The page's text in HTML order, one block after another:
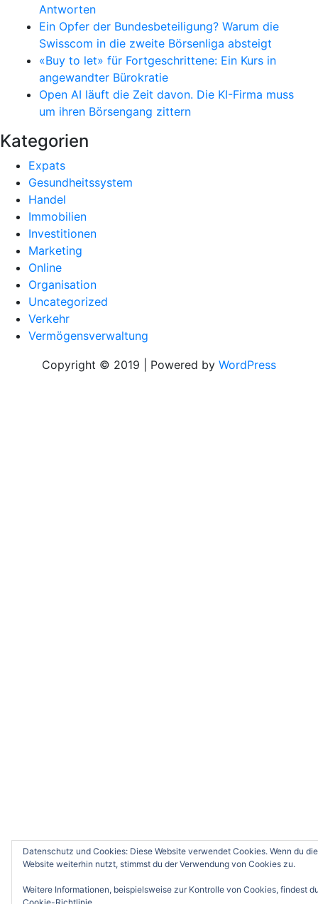
Antworten
Ein Opfer der Bundesbeteiligung? Warum die
Swisscom in die zweite Börsenliga absteigt
«Buy to let» für Fortgeschrittene: Ein Kurs in
angewandter Bürokratie
Open AI läuft die Zeit davon. Die KI-Firma muss
um ihren Börsengang zittern
Kategorien
Expats
Gesundheitssystem
Handel
Immobilien
Investitionen
Marketing
Online
Organisation
Uncategorized
Verkehr
Vermögensverwaltung
Copyright © 2019 | Powered by WordPress
Datenschutz und Cookies: Diese Website verwendet Cookies. Wenn du die
Website weiterhin nutzt, stimmst du der Verwendung von Cookies zu.
Weitere Informationen, beispielsweise zur Kontrolle von Cookies, findest